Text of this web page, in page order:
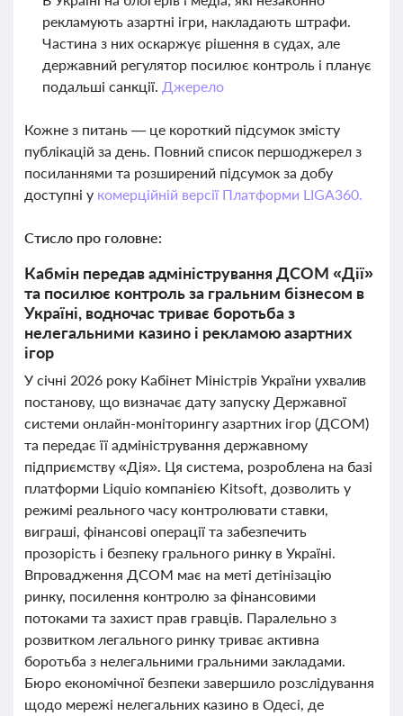
рекламують азартні ігри, накладають штрафи.
Частина з них оскаржує рішення в судах, але
державний регулятор посилює контроль і планує
подальші санкції. Джерело
Кожне з питань — це короткий підсумок змісту
публікацій за день. Повний список першоджерел з
посиланнями та розширений підсумок за добу
доступні у комерційній версії Платформи LIGA360.
Стисло про головне:
Кабмін передав адміністрування ДСОМ «Дії»
та посилює контроль за гральним бізнесом в
Україні, водночас триває боротьба з
нелегальними казино і рекламою азартних
ігор
У січні 2026 року Кабінет Міністрів України ухвалив
постанову, що визначає дату запуску Державної
системи онлайн-моніторингу азартних ігор (ДСОМ)
та передає її адміністрування державному
підприємству «Дія». Ця система, розроблена на базі
платформи Liquio компанією Kitsoft, дозволить у
режимі реального часу контролювати ставки,
виграші, фінансові операції та забезпечить
прозорість і безпеку грального ринку в Україні.
Впровадження ДСОМ має на меті детінізацію
ринку, посилення контролю за фінансовими
потоками та захист прав гравців. Паралельно з
розвитком легального ринку триває активна
боротьба з нелегальними гральними закладами.
Бюро економічної безпеки завершило розслідування
щодо мережі нелегальних казино в Одесі, де